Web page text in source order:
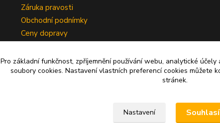
Záruka pravosti
Obchodní podnímky
Ceny dopravy
Zrušení kupní smlouvy
Upravit sběr cookies.
Pro základní funkčnost, zpříjemnění používání webu, analytické
soubory cookies. Nastavení vlastních preferencí cookies můžete
stránek.
Nastavení